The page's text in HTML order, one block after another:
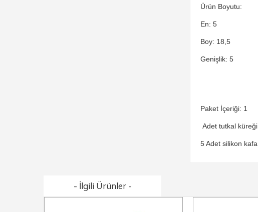
Ürün Boyutu:
En: 5
Boy: 18,5
Genişlik: 5
Paket İçeriği: 1
Adet tutkal küreği
5 Adet silikon kafa
- İlgili Ürünler -